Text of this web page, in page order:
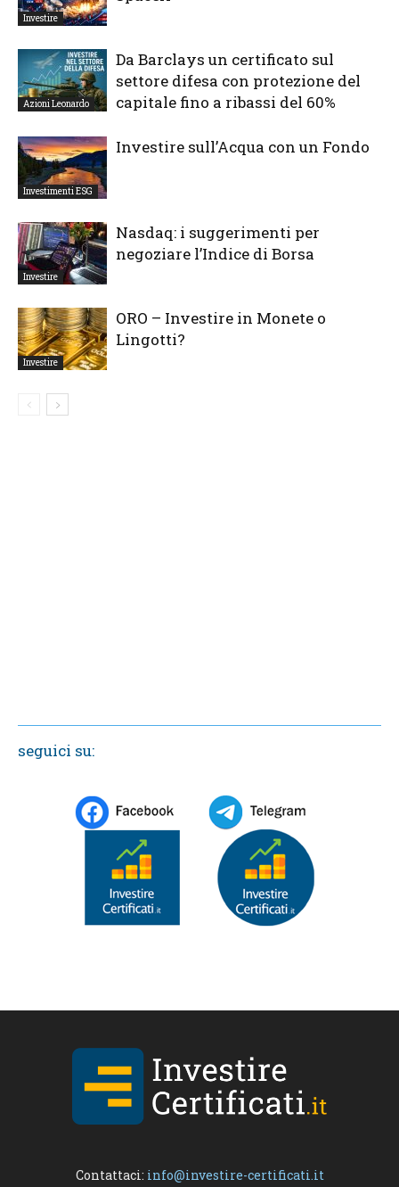
Investire
Azioni Leonardo
Da Barclays un certificato sul
settore difesa con protezione del
capitale fino a ribassi del 60%
Investimenti ESG
Investire sull’Acqua con un Fondo
Investire
Nasdaq: i suggerimenti per
negoziare l’Indice di Borsa
Investire
ORO – Investire in Monete o
Lingotti?
seguici su:
Contattaci: info@investire-certificati.it